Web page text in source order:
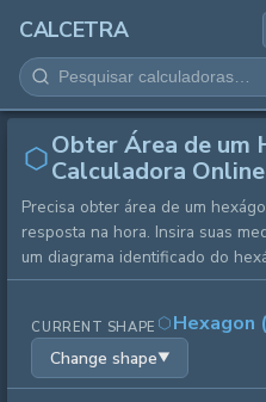
CALCETRA
MATEMÁTICA
CONVERSÕES
CIÊNCIA
COTIDIANO
OUTRAS FERRAMENTAS
Obter Área de um
Calculadora Online
Precisa obter área de um
resposta na hora. Insira suas
um diagrama identificado do
CURRENT SHAPE Hexagon
Change shape▼